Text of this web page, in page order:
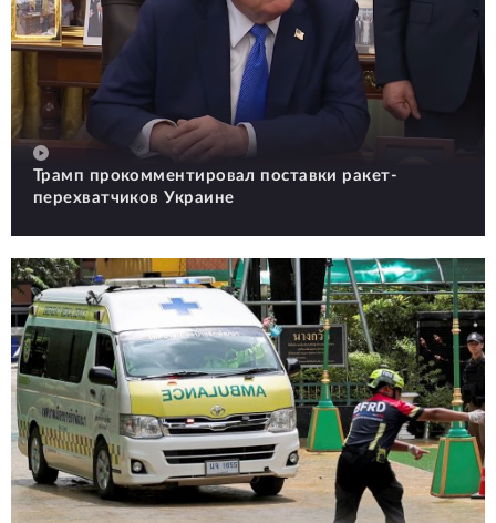
Трамп прокомментировал поставки ракет-
перехватчиков Украине